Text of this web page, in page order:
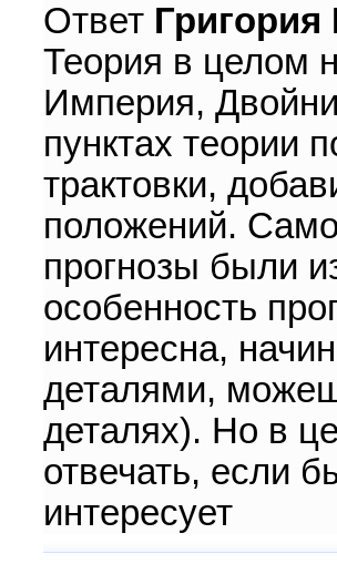
Ответ
Теория в целом
Империя,
пунктах теории
трактовки,
положений.
прогнозы были
особенность
интересна,
деталями,
деталях). Но в
отвечать, если
интересует